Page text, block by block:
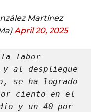
Martínez
April 20, 2025
la labor
al despliegue
se ha logrado
ciento en el
y un 40 por